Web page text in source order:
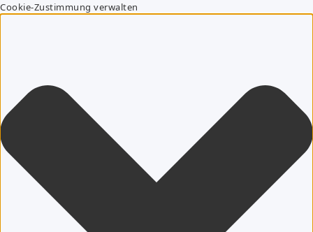
Cookie-Zustimmung verwalten